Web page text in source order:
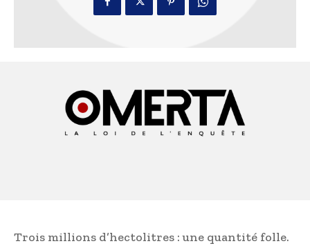
Trois millions d’hectolitres : une quantité folle.